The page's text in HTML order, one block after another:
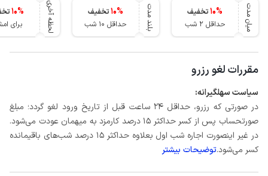
میان مدت 10%
تخفیف
حداقل 2 شب
بلند مدت 10%
تخفیف
حداقل 10 شب
لحظه آخری 10%
برای
مقررات لغو رزرو
سیاست سهلگیرانه:
در صورتی که رزرو، حداقل ۲۴ ساعت قبل از تاریخ ورود لغو گردد؛ مبلغ
صورتحساب پس از کسر حداکثر 15 درصد کارمزد به میهمان عودت می‌شود.
در غیر اینصورت اجاره شب اول بعلاوه حداکثر 15 درصد شب‌های باقیمانده
کسر می‌شود.توضیحات بیشتر